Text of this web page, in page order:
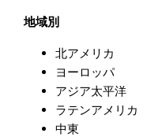
地域別
北アメリカ
ヨーロッパ
アジア太平洋
ラテンアメリカ
中東